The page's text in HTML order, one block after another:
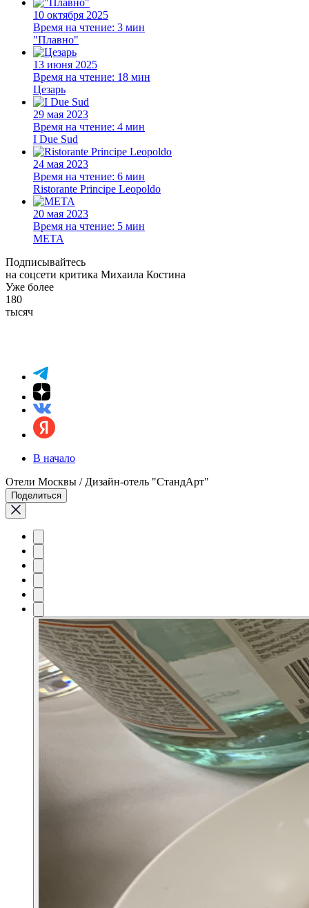
10 октября 2025
Время на чтение: 3 мин
"Плавно"
13 июня 2025
Время на чтение: 18 мин
Цезарь
29 мая 2023
Время на чтение: 4 мин
I Due Sud
24 мая 2023
Время на чтение: 6 мин
Ristorante Principe Leopoldo
20 мая 2023
Время на чтение: 5 мин
META
Подписывайтесь
на соцсети критика Михаила Костина
Уже более
180
тысяч
В начало
Отели Москвы / Дизайн-отель "СтандАрт"
Поделиться